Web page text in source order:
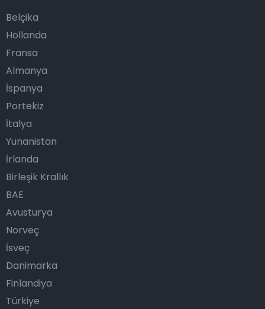
Belçika
Hollanda
Fransa
Almanya
İspanya
Portekiz
İtalya
Yunanistan
İrlanda
Birleşik Krallık
BAE
Avusturya
Norveç
İsveç
Danimarka
Finlandiya
Türkiye